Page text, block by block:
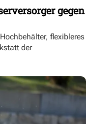
gegen
flexibleres
der